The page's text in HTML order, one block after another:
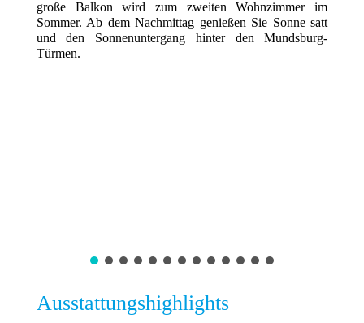
große Balkon wird zum zweiten Wohnzimmer im
Sommer. Ab dem Nachmittag genießen Sie Sonne satt
und den Sonnenuntergang hinter den Mundsburg-
Türmen.
Ausstattungshighlights